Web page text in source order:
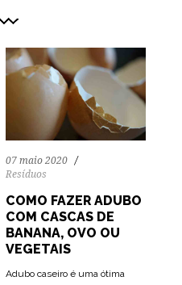
07 maio 2020
Resíduos
COMO FAZER ADUBO
COM CASCAS DE
BANANA, OVO OU
VEGETAIS
Adubo caseiro é uma ótima